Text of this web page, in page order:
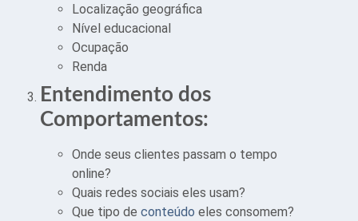
Localização geográfica
Nível educacional
Ocupação
Renda
Entendimento dos
Comportamentos:
Onde seus clientes passam o tempo
online?
Quais redes sociais eles usam?
Que tipo de conteúdo eles consomem?